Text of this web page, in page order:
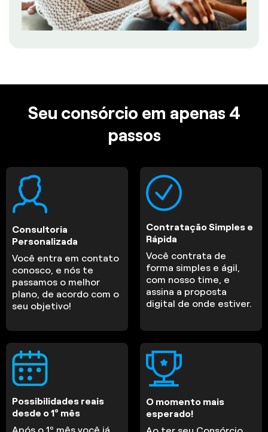
Seu consórcio em apenas 4
passos
Consultoria
Personalizada
Você entra em contato
conosco, e nós te
passamos o melhor
plano, de acordo com o
seu objetivo!
Contratação Simples e
Rápida
Você contrata de
forma simples e ágil,
com nosso time, e
assina a proposta
digital de onde estiver.
Possibilidades reais
desde o 1º mês
Após o 1º mês você já
O momento mais
esperado!